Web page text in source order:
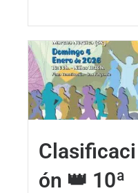
Clasificaci
ón 👑 10ª